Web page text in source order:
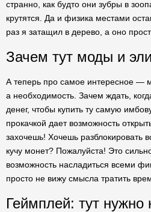
странно, как будто они зубры в
крутятся. Да и физика местами
раз я затащил в дерево, а оно
Зачем тут моды и
А теперь про самое интересное —
а необходимость. Зачем ждать,
денег, чтобы купить ту самую
прокачкой дает возможность
захочешь! Хочешь разблокировать
кучу монет? Пожалуйста! Это
возможность насладиться всеми
просто не вижу смысла тратить
Геймплей: тут нужно